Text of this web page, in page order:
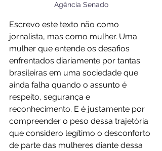
Agência Senado
Escrevo este texto não como
jornalista, mas como mulher. Uma
mulher que entende os desafios
enfrentados diariamente por tantas
brasileiras em uma sociedade que
ainda falha quando o assunto é
respeito, segurança e
reconhecimento. E é justamente por
compreender o peso dessa trajetória
que considero legítimo o desconforto
de parte das mulheres diante dessa